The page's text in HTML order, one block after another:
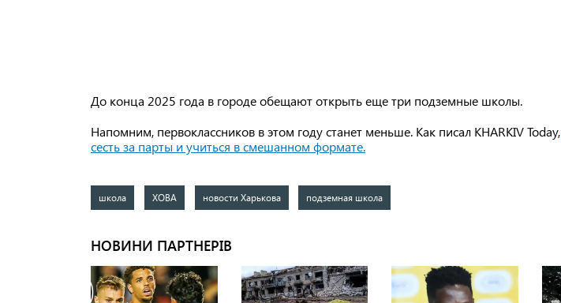
До конца 2025 года в городе обещают открыть еще три подземные школы.
Напомним, первоклассников в этом году станет меньше. Как писал KHARKIV Today,
сесть за парты и учиться в смешанном формате.
школа ХОВА новости Харькова подземная школа